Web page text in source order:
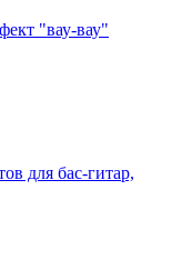
"вау-вау"
для бас-гитар,